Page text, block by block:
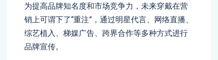
为提高品牌知名度和市场竞争力，未来穿戴在营
销上可谓下了“重注”，通过明星代言、网络直播、
综艺植入、梯媒广告、跨界合作等多种方式进行
品牌宣传。